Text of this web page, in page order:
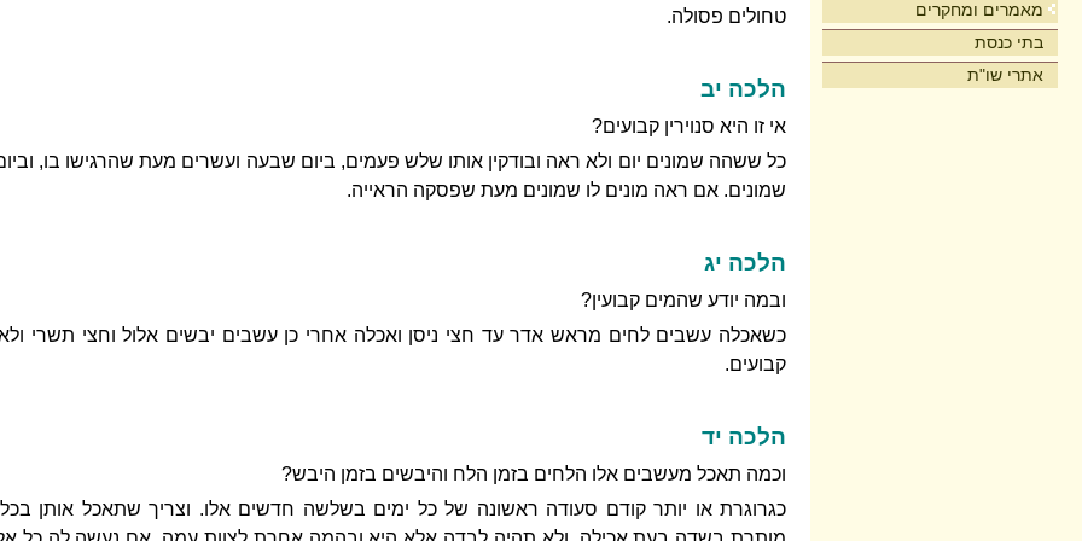
מאמרים ומחקרים
בתי כנסת
אתרי שו"ת
טחולים פסולה.
הלכה יב
אי זו היא סנוירין קבועים?
כל ששהה שמונים יום ולא ראה ובודקין אותו שלש פעמים, ביום שבעה ועשרים מעת שהרגישו בו,
שמונים. אם ראה מונים לו שמונים מעת שפסקה הראייה.
הלכה יג
ובמה יודע שהמים קבועין?
כשאכלה עשבים לחים מראש אדר עד חצי ניסן ואכלה אחרי כן עשבים יבשים אלול וחצי תשרי
קבועים.
הלכה יד
וכמה תאכל מעשבים אלו הלחים בזמן הלח והיבשים בזמן היבש?
כגרוגרת או יותר קודם סעודה ראשונה של כל ימים בשלשה חדשים אלו. וצריך שתאכל אותן